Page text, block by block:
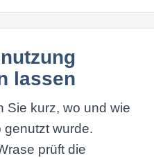
lassen
Sie kurz, wo und wie
genutzt wurde.
prüft die